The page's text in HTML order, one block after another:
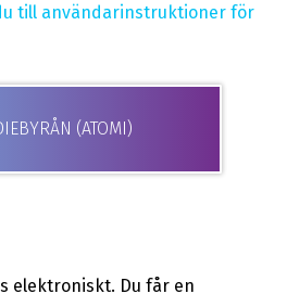
till användarinstruktioner för
(ATOMI)
elektroniskt. Du får en